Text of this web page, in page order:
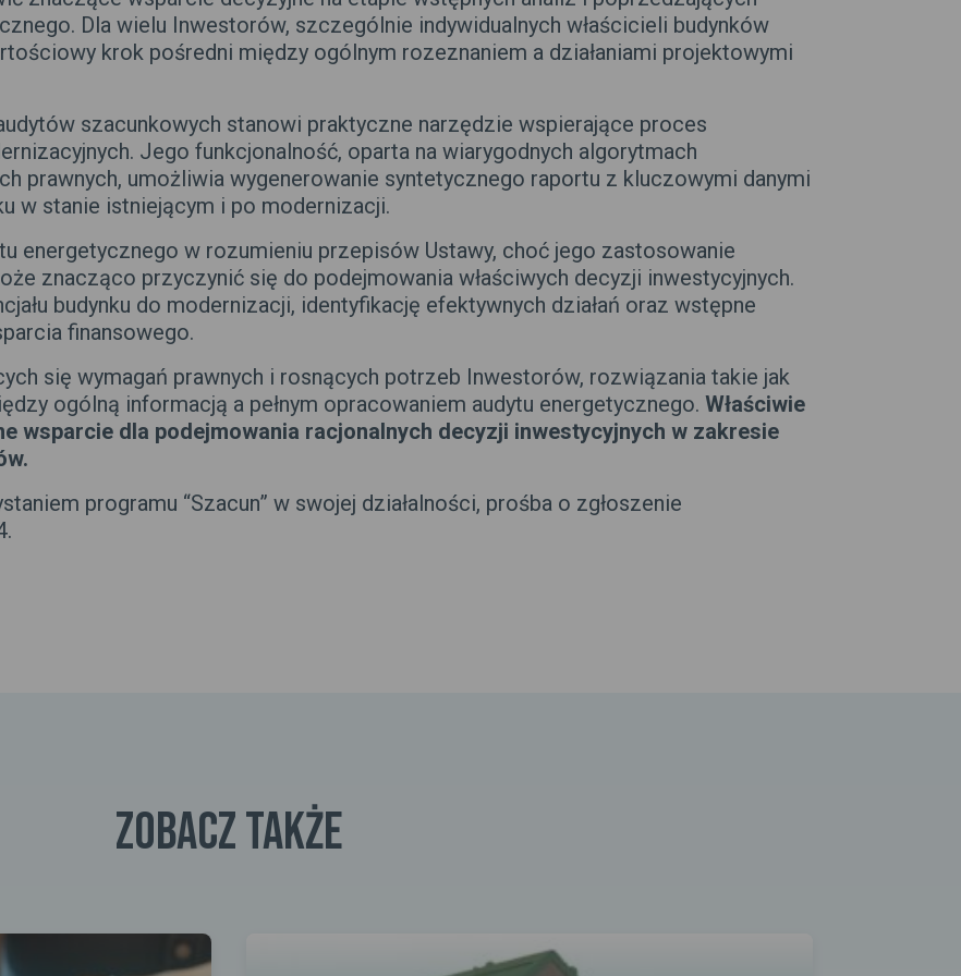
Dla wielu Inwestorów, szczególnie indywidualnych właścicieli budynków
krok pośredni między ogólnym rozeznaniem a działaniami projektowymi
szacunkowych stanowi praktyczne narzędzie wspierające proces
Jego funkcjonalność, oparta na wiarygodnych algorytmach
prawnych, umożliwia wygenerowanie syntetycznego raportu z kluczowymi danymi
w stanie istniejącym i po modernizacji.
energetycznego w rozumieniu przepisów Ustawy, choć jego zastosowanie
znacząco przyczynić się do podejmowania właściwych decyzji inwestycyjnych.
budynku do modernizacji, identyfikację efektywnych działań oraz wstępne
finansowego.
się wymagań prawnych i rosnących potrzeb Inwestorów, rozwiązania takie jak
ogólną informacją a pełnym opracowaniem audytu energetycznego. Właściwie
wsparcie dla podejmowania racjonalnych decyzji inwestycyjnych w zakresie
programu “Szacun” w swojej działalności, prośba o zgłoszenie
zobacz także